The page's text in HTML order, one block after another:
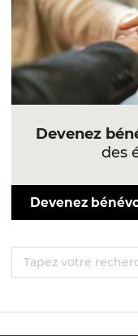
Devenez
des
Devenez